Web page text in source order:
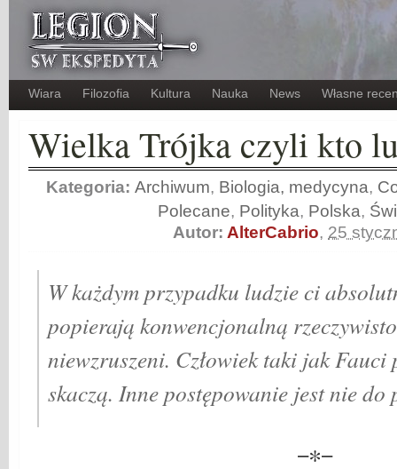
Wiara Filozofia Kultura Nauka News Własne
Wielka Trójka czyli kto
Kategoria:Archiwum, Biologia, medycyna,
Polecane, Polityka, Polska,
Autor: AlterCabrio, 25
W każdym przypadku ludzie ci
popierają konwencjonalną
niewzruszeni. Człowiek taki jak Fauci
skaczą. Inne postępowanie jest nie do
−∗−